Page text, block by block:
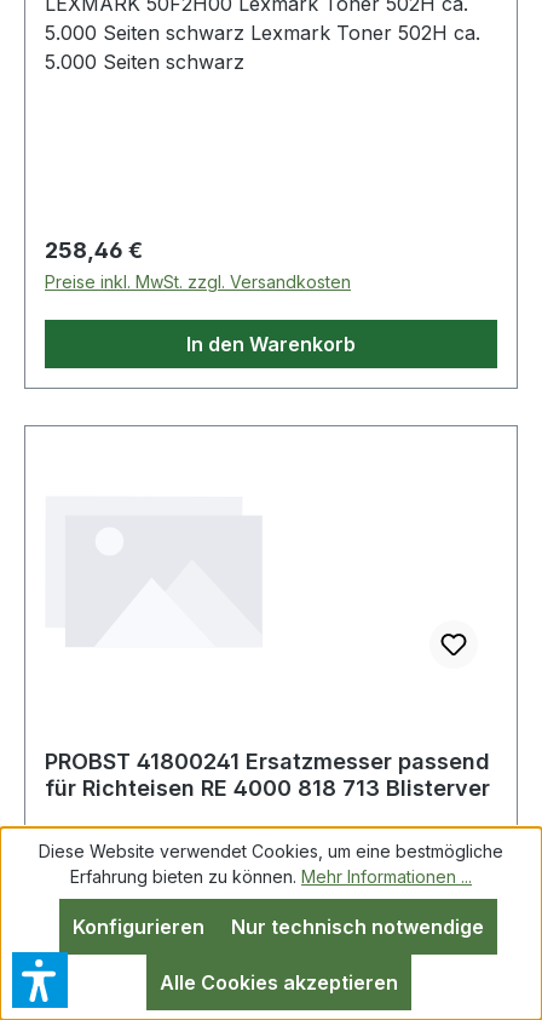
5.000 Seiten schwarz Lexmark Toner 502H ca.
5.000 Seiten schwarz
Regulärer Preis:
258,46 €
Preise inkl. MwSt. zzgl. Versandkosten
In den Warenkorb
PROBST 41800241 Ersatzmesser passend
für Richteisen RE 4000 818 713 Blisterver
PROBST 41800241 Ersatzmesser passend für
Richteisen RE 4000 818 713 Blisterver für
Richteisen RE, Art.-Nr. 4000 818 713
Diese Website verwendet Cookies, um eine bestmögliche
Erfahrung bieten zu können. Mehr Informationen ...
Nur technisch notwendige
Konfigurieren
Alle Cookies akzeptieren